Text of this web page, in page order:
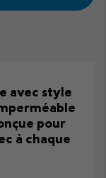
avec style
pour
à chaque